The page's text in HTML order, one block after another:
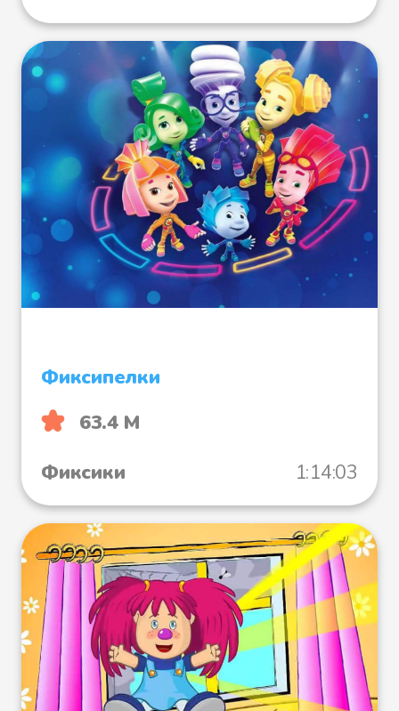
Фиксипелки
63.4 М
Фиксики
1:14:03